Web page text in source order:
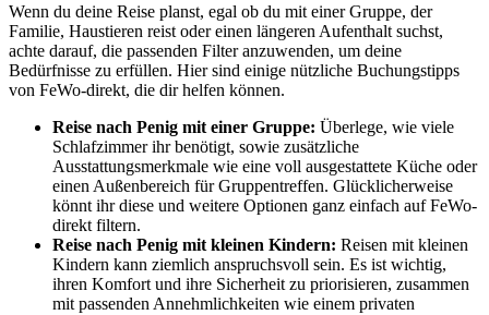
Wenn du deine Reise planst, egal ob du mit einer Gruppe, der
Familie, Haustieren reist oder einen längeren Aufenthalt suchst,
achte darauf, die passenden Filter anzuwenden, um deine
Bedürfnisse zu erfüllen. Hier sind einige nützliche Buchungstipps
von FeWo-direkt, die dir helfen können.
Reise nach Penig mit einer Gruppe: Überlege, wie viele
Schlafzimmer ihr benötigt, sowie zusätzliche
Ausstattungsmerkmale wie eine voll ausgestattete Küche oder
einen Außenbereich für Gruppentreffen. Glücklicherweise
könnt ihr diese und weitere Optionen ganz einfach auf FeWo-
direkt filtern.
Reise nach Penig mit kleinen Kindern: Reisen mit kleinen
Kindern kann ziemlich anspruchsvoll sein. Es ist wichtig,
ihren Komfort und ihre Sicherheit zu priorisieren, zusammen
mit passenden Annehmlichkeiten wie einem privaten